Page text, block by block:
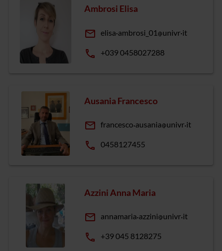
Ambrosi Elisa
email elisa ambrosi_01 univr it
phone +039 0458027288
Ausania Francesco
email francesco ausania univr it
phone 0458127455
Azzini Anna Maria
email annamaria azzini univr it
phone +39 045 8128275